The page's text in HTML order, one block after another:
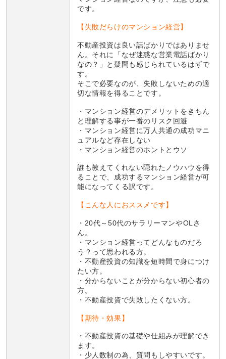
です。
【失敗だらけのマンション経営】
不動産投資は良い話ばかりではありませ
ん。それに「なぜ迷惑な営業電話ばかり
なの？」と疑問も感じられているはずで
す。
そこで必要なのが、失敗しないための適
切な情報を得ることです。
・マンション経営のデメリットをきちん
と理解する事が一番のリスク回避
・マンション経営に万人共通の成功マニ
ュアルなど存在しない
・マンション経営のホントとウソ
誰も教えてくれない隠れたノウハウを得
ることで、成功するマンション経営が可
能になってくる訳です。
【こんな人におススメです】
・20代～50代のサラリーマンやOLさ
ん。
・マンション経営ってどんなものだろ
う？って思われる方。
・不動産投資の知識を短時間で身につけ
たい方。
・分からないことが分からない初心者の
方。
・不動産投資で失敗したくない方。
【期待・効果】
・不動産投資の基礎や仕組みが理解でき
ます。
・少人数制の為、質問もしやすいです。